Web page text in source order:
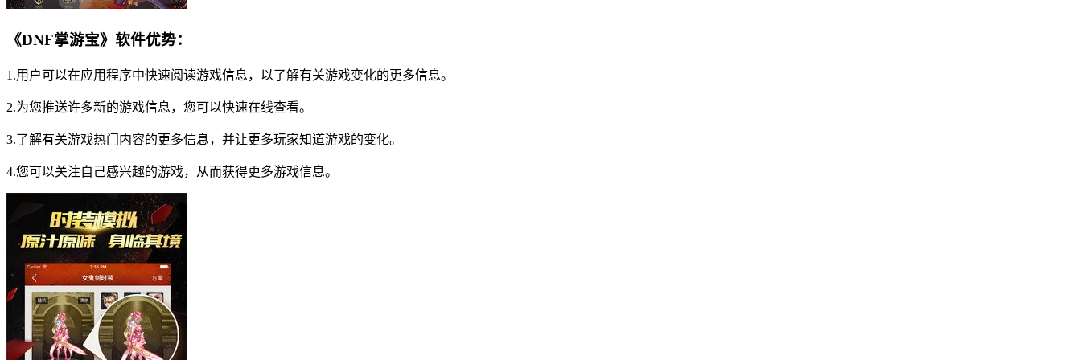
《DNF掌游宝》软件优势：
1.用户可以在应用程序中快速阅读游戏信息，以了解有关游戏变化的更多信息。
2.为您推送许多新的游戏信息，您可以快速在线查看。
3.了解有关游戏热门内容的更多信息，并让更多玩家知道游戏的变化。
4.您可以关注自己感兴趣的游戏，从而获得更多游戏信息。